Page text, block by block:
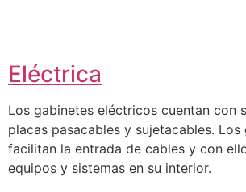
Eléctrica
Los gabinetes eléctricos cuentan con
placas pasacables y sujetacables. Los
facilitan la entrada de cables y con
equipos y sistemas en su interior.